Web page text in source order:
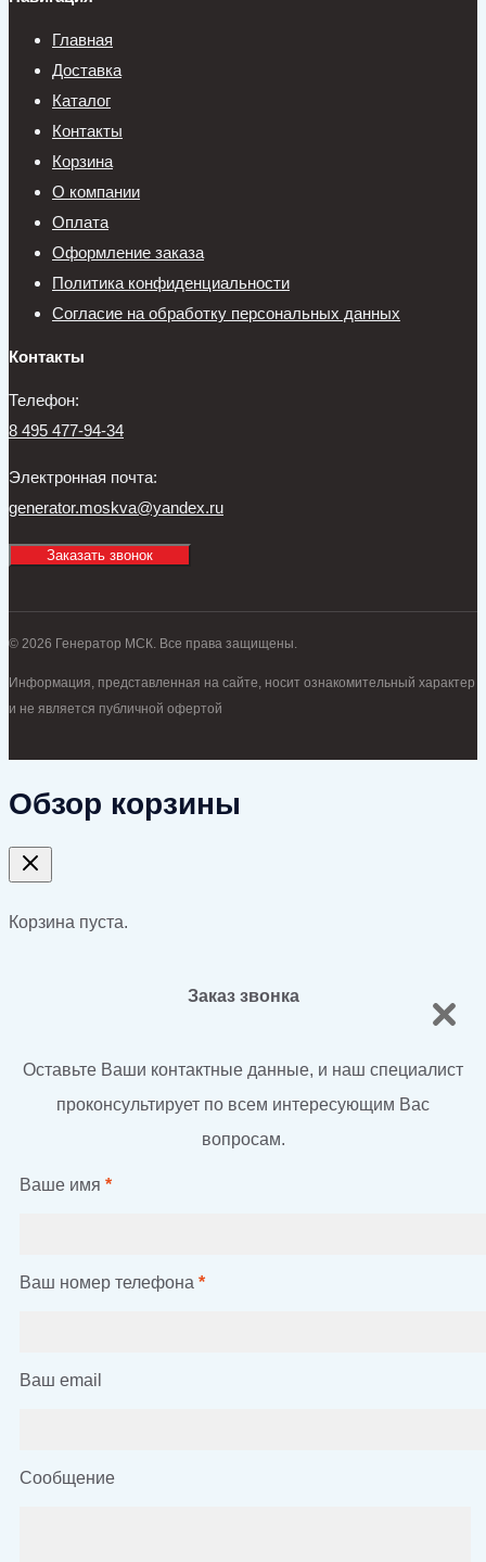
Главная
Доставка
Каталог
Контакты
Корзина
О компании
Оплата
Оформление заказа
Политика конфиденциальности
Согласие на обработку персональных данных
Контакты
Телефон:
8 495 477-94-34
Электронная почта:
generator.moskva@yandex.ru
Заказать звонок
© 2026 Генератор МСК. Все права защищены.
Информация, представленная на сайте, носит ознакомительный характер
и не является публичной офертой
Обзор корзины
Корзина пуста.
Заказ звонка
Оставьте Ваши контактные данные, и наш специалист
проконсультирует по всем интересующим Вас
вопросам.
Ваше имя *
Ваш номер телефона *
Ваш email
Сообщение